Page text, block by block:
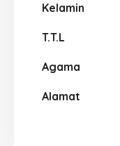
Kelamin
T.T.L
Agama
Alamat